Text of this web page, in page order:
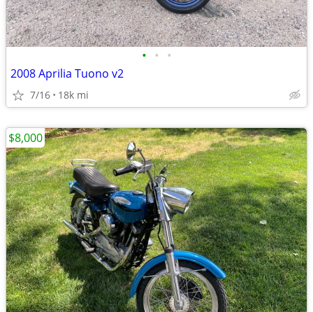
• • •
2008 Aprilia Tuono v2
7/16 18k mi
$8,000